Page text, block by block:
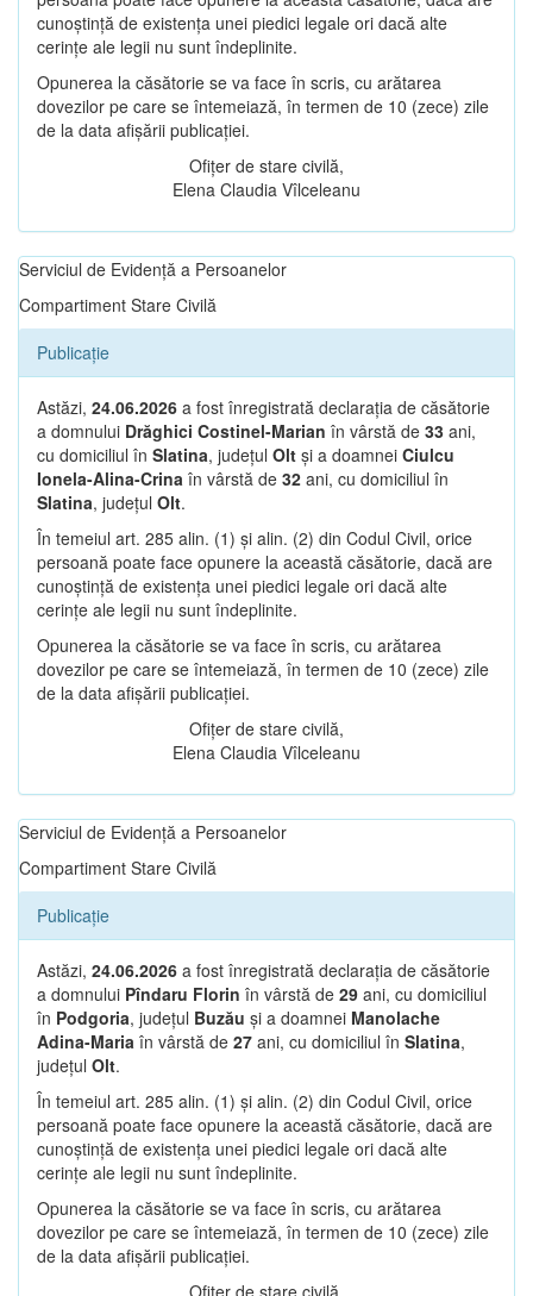
cunoștință de existența unei piedici legale ori dacă alte
cerințe ale legii nu sunt îndeplinite.
Opunerea la căsătorie se va face în scris, cu arătarea
dovezilor pe care se întemeiază, în termen de 10 (zece) zile
de la data afișării publicației.
Ofițer de stare civilă,
Elena Claudia Vîlceleanu
Serviciul de Evidență a Persoanelor
Compartiment Stare Civilă
Publicație
Astăzi, 24.06.2026 a fost înregistrată declarația de căsătorie
a domnului Drăghici Costinel-Marian în vârstă de 33 ani,
cu domiciliul în Slatina, județul Olt și a doamnei Ciulcu
Ionela-Alina-Crina în vârstă de 32 ani, cu domiciliul în
Slatina, județul Olt.
În temeiul art. 285 alin. (1) și alin. (2) din Codul Civil, orice
persoană poate face opunere la această căsătorie, dacă are
cunoștință de existența unei piedici legale ori dacă alte
cerințe ale legii nu sunt îndeplinite.
Opunerea la căsătorie se va face în scris, cu arătarea
dovezilor pe care se întemeiază, în termen de 10 (zece) zile
de la data afișării publicației.
Ofițer de stare civilă,
Elena Claudia Vîlceleanu
Serviciul de Evidență a Persoanelor
Compartiment Stare Civilă
Publicație
Astăzi, 24.06.2026 a fost înregistrată declarația de căsătorie
a domnului Pîndaru Florin în vârstă de 29 ani, cu domiciliul
în Podgoria, județul Buzău și a doamnei Manolache
Adina-Maria în vârstă de 27 ani, cu domiciliul în Slatina,
județul Olt.
În temeiul art. 285 alin. (1) și alin. (2) din Codul Civil, orice
persoană poate face opunere la această căsătorie, dacă are
cunoștință de existența unei piedici legale ori dacă alte
cerințe ale legii nu sunt îndeplinite.
Opunerea la căsătorie se va face în scris, cu arătarea
dovezilor pe care se întemeiază, în termen de 10 (zece) zile
de la data afișării publicației.
Ofițer de stare civilă,